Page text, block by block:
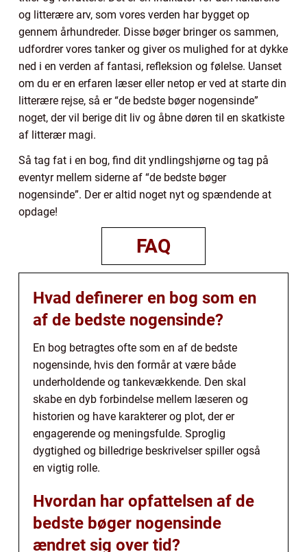
og litterære arv, som vores verden har bygget op
gennem århundreder. Disse bøger bringer os sammen,
udfordrer vores tanker og giver os mulighed for at dykke
ned i en verden af fantasi, refleksion og følelse. Uanset
om du er en erfaren læser eller netop er ved at starte din
litterære rejse, så er “de bedste bøger nogensinde”
noget, der vil berige dit liv og åbne døren til en skatkiste
af litterær magi.
Så tag fat i en bog, find dit yndlingshjørne og tag på
eventyr mellem siderne af “de bedste bøger
nogensinde”. Der er altid noget nyt og spændende at
opdage!
FAQ
Hvad definerer en bog som en
af de bedste nogensinde?
En bog betragtes ofte som en af de bedste
nogensinde, hvis den formår at være både
underholdende og tankevækkende. Den skal
skabe en dyb forbindelse mellem læseren og
historien og have karakterer og plot, der er
engagerende og meningsfulde. Sproglig
dygtighed og billedrige beskrivelser spiller også
en vigtig rolle.
Hvordan har opfattelsen af de
bedste bøger nogensinde
ændret sig over tid?